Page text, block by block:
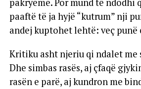
pakryeme. Por mund të
paaftë të ja hyjë “kutrum” nji
andej kuptohet lehtë: veç punë
Kritiku asht njeriu qi ndalet me
Dhe simbas rasës, aj çfaqë
rasën e parë, aj kundron me